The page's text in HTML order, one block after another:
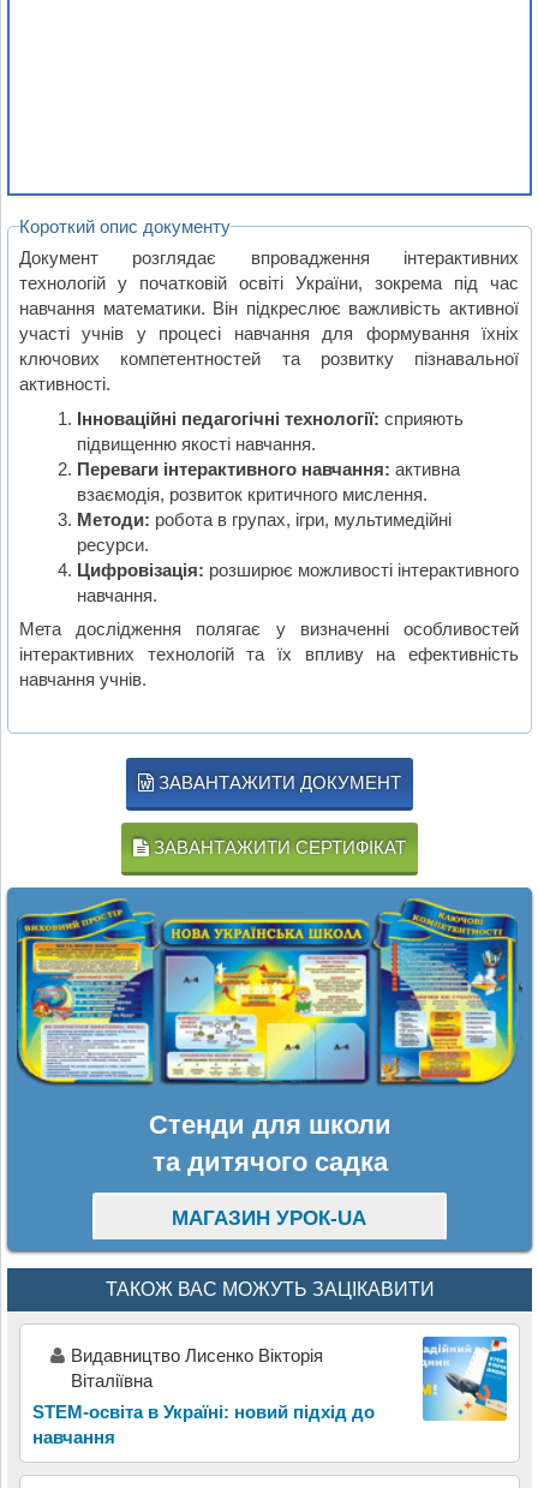
Короткий опис документу
Документ розглядає впровадження інтерактивних
технологій у початковій освіті України, зокрема під час
навчання математики. Він підкреслює важливість активної
участі учнів у процесі навчання для формування їхніх
ключових компетентностей та розвитку пізнавальної
активності.
Інноваційні педагогічні технології: сприяють
підвищенню якості навчання.
Переваги інтерактивного навчання: активна
взаємодія, розвиток критичного мислення.
Методи: робота в групах, ігри, мультимедійні
ресурси.
Цифровізація: розширює можливості інтерактивного
навчання.
Мета дослідження полягає у визначенні особливостей
інтерактивних технологій та їх впливу на ефективність
навчання учнів.
ЗАВАНТАЖИТИ ДОКУМЕНТ
ЗАВАНТАЖИТИ СЕРТИФІКАТ
Стенди для школи
та дитячого садка
МАГАЗИН УРОК-UA
ТАКОЖ ВАС МОЖУТЬ ЗАЦІКАВИТИ
Видавництво Лисенко Вікторія
Віталіївна
STEM-освіта в Україні: новий підхід до
навчання